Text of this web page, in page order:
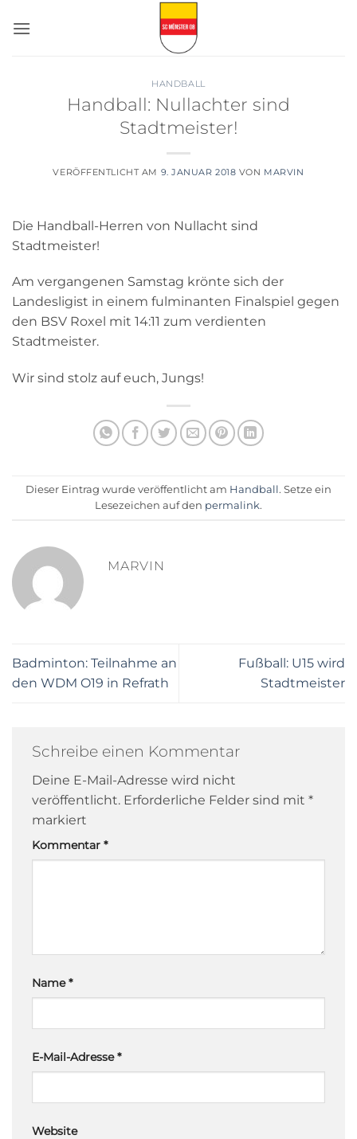
Inhalt
HANDBALL
Handball: Nullachter sind
Stadtmeister!
VERÖFFENTLICHT AM 9. JANUAR 2018 VON MARVIN
Die Handball-Herren von Nullacht sind
Stadtmeister!
Am vergangenen Samstag krönte sich der
Landesligist in einem fulminanten Finalspiel gegen
den BSV Roxel mit 14:11 zum verdienten
Stadtmeister.
Wir sind stolz auf euch, Jungs!
Dieser Eintrag wurde veröffentlicht am Handball. Setze ein
Lesezeichen auf den permalink.
MARVIN
Badminton: Teilnahme an
den WDM O19 in Refrath
Fußball: U15 wird
Stadtmeister
Schreibe einen Kommentar
Deine E-Mail-Adresse wird nicht
veröffentlicht. Erforderliche Felder sind mit *
markiert
Kommentar *
Name*
E-Mail-Adresse*
Website